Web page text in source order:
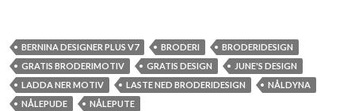
BERNINA DESIGNER PLUS V7 BRODERI
BRODERIDESIGN
GRATIS BRODERIMOTIV
GRATIS DESIGN
JUNE'S DESIGN
LADDA NER MOTIV
LASTE NED BRODERIDESIGN
NÅLDYNA
NÅLEPUDE
NÅLEPUTE